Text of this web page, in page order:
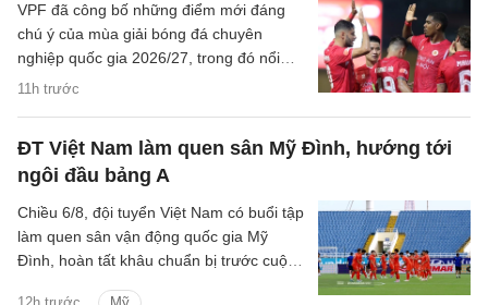
11h trước
VPF đã công bố những điểm mới đáng
chú ý của mùa giải bóng đá chuyên
nghiệp quốc gia 2026/27, trong đó nổi
bật là việc tăng số lượng ngoại binh tại
ĐT Việt Nam làm quen sân Mỹ Đình, hướng tới
ngôi đầu bảng A
Chiều 6/8, đội tuyển Việt Nam có buổi tập
làm quen sân vận động quốc gia Mỹ
Đình, hoàn tất khâu chuẩn bị trước cuộc